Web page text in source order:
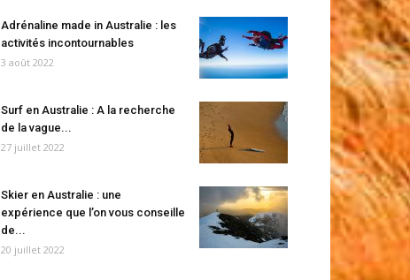
Adrénaline made in Australie : les
activités incontournables
3 août 2022
Surf en Australie : A la recherche
de la vague...
27 juillet 2022
Skier en Australie : une
expérience que l’on vous conseille
de...
20 juillet 2022